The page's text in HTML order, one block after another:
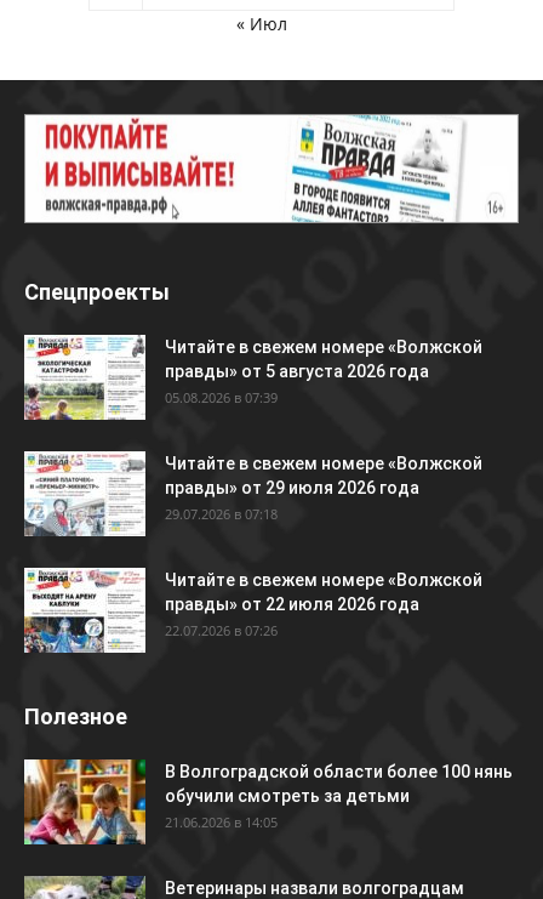
« Июл
Спецпроекты
Читайте в свежем номере «Волжской
правды» от 5 августа 2026 года
05.08.2026 в 07:39
Читайте в свежем номере «Волжской
правды» от 29 июля 2026 года
29.07.2026 в 07:18
Читайте в свежем номере «Волжской
правды» от 22 июля 2026 года
22.07.2026 в 07:26
Полезное
В Волгоградской области более 100 нянь
обучили смотреть за детьми
21.06.2026 в 14:05
Ветеринары назвали волгоградцам